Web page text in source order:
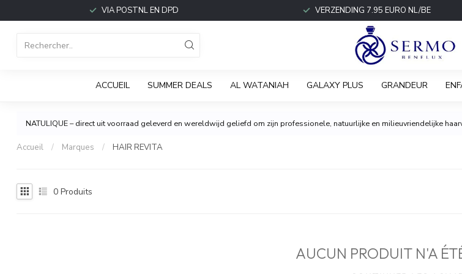
VIA POSTNL EN DPD VERZENDING 7.95 EURO NL/BE
ACCUEIL SUMMER DEALS AL WATANIAH GALAXY PLUS GRANDEUR
NATULIQUE – direct uit voorraad geleverd en wereldwijd geliefd om zijn professionele, natuurlijke en milieuvriendelijke
Accueil / Marques / HAIR REVITA
0 Produits
AUCUN PRODUIT N'A